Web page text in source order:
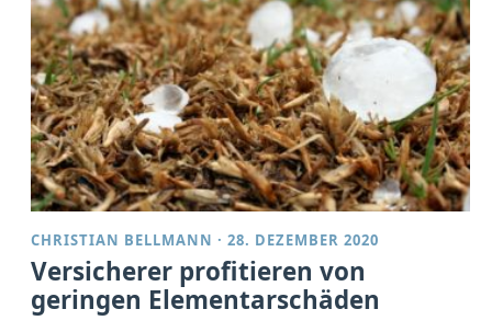
CHRISTIAN BELLMANN ·28. DEZEMBER 2020
Versicherer profitieren von
geringen Elementarschäden